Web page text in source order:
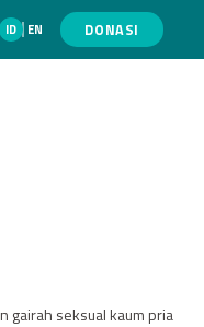
ID EN DONASI
gairah seksual kaum pria